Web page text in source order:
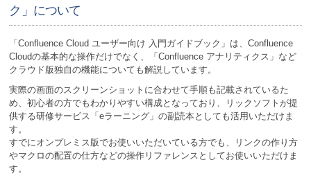
ク」について
「Confluence Cloud ユーザー向け 入門ガイドブック」は、Confluence
Cloudの基本的な操作だけでなく、「Confluence アナリティクス」など
クラウド版独自の機能についても解説しています。
実際の画面のスクリーンショットに合わせて手順も記載されているた
め、初心者の方でもわかりやすい構成となっており、リックソフトが提
供する研修サービス「eラーニング」の副読本としても活用いただけま
す。
すでにオンプレミス版でお使いいただいている方でも、リンクの作り方
やマクロの配置の仕方などの操作リファレンスとしてお使いいただけま
す。